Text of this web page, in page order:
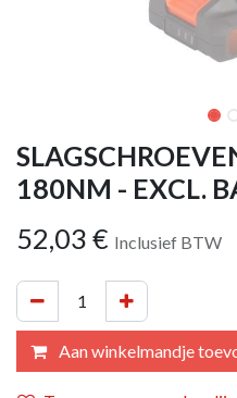
180NM - EXCL.
52,03 € Inclusief BTW
Aan winkelmandje